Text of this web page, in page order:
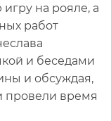
на рояле, а
работ
и беседами
и обсуждая,
провели время